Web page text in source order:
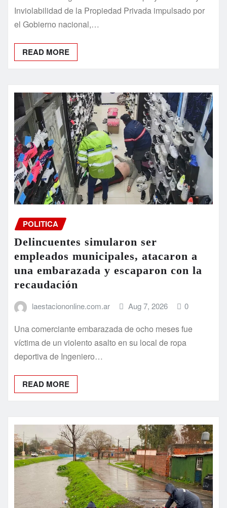
READ MORE
POLITICA
Delincuentes simularon ser
empleados municipales, atacaron a
una embarazada y escaparon con la
recaudación
laestaciononline.com.ar
Una comerciante embarazada de ocho meses fue
víctima de un violento asalto en su local de ropa
deportiva de Ingeniero…
READ MORE